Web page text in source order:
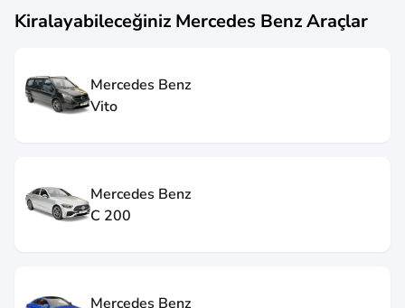
Kiralayabileceğiniz Mercedes BenzAraçlar
Mercedes Benz
Vito
Mercedes Benz
C 200
Mercedes Benz